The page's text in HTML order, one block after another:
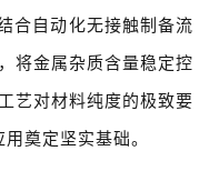
合自动化无接触制备流
将金属杂质含量稳定控
艺对材料纯度的极致要
奠定坚实基础。